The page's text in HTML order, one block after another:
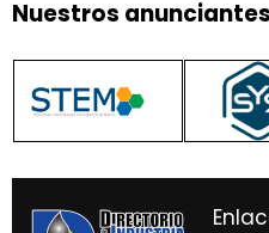
Nuestros anunciantes